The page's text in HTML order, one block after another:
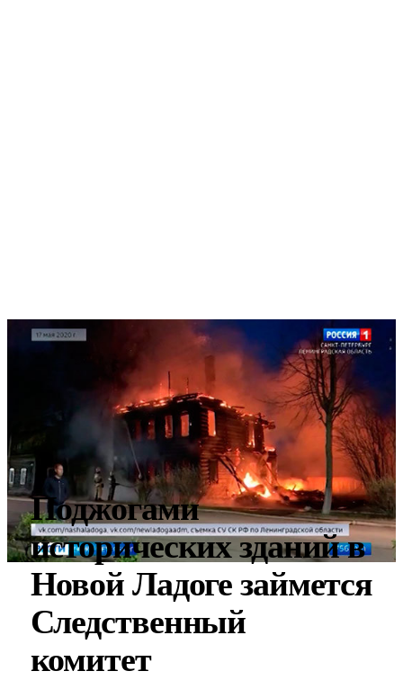
Поджогами
исторических зданий в
Новой Ладоге займется
Следственный
комитет